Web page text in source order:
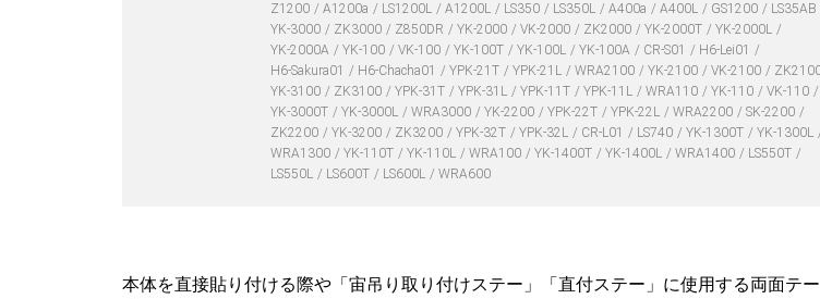
Z1200
A1200a LS1200L A1200L LS350 LS350L A400a A400L GS1200
LS35AB
YK-3000
ZK3000 Z850DR YK-2000 VK-2000 ZK2000 YK-2000T
YK-2000L
YK-2000A
YK-100 VK-100 YK-100T YK-100L YK-100A CR-S01
H6-Lei01
H6-Sakura01
H6-Chacha01 YPK-21T YPK-21L WRA2100 YK-2100 VK-2100
YK-3100
ZK3100 YPK-31T YPK-31L YPK-11T YPK-11L WRA110 YK-110
VK-110
YK-3000T
YK-3000L WRA3000 YK-2200 YPK-22T YPK-22L WRA2200
SK-2200
ZK2200
YK-3200 ZK3200 YPK-32T YPK-32L CR-L01 LS740 YK-1300T
YK-1300L
WRA1300
YK-110T YK-110L WRA100 YK-1400T YK-1400L WRA1400
LS550T
LS550L
LS600T LS600L WRA600
本体を直接貼り付ける際や「宙吊り取り付けステー」「直付ステー」に使用する両面テ